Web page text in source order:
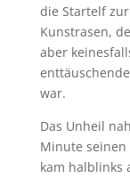
die Startelf
Kunstrasen,
aber
war.
Das Unheil
Minute seinen
kam halblinks